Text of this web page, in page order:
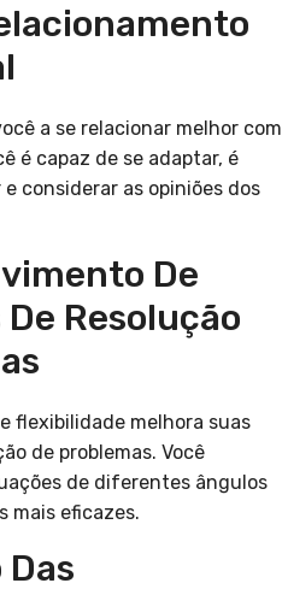
a se relacionar melhor com
é capaz de se adaptar, é
considerar as opiniões dos
De
Resolução
flexibilidade melhora suas
de problemas. Você
de diferentes ângulos
mais eficazes.